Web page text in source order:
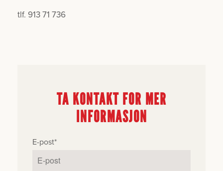
tlf. 913 71 736
TA KONTAKT FOR MER
INFORMASJON
E-post*